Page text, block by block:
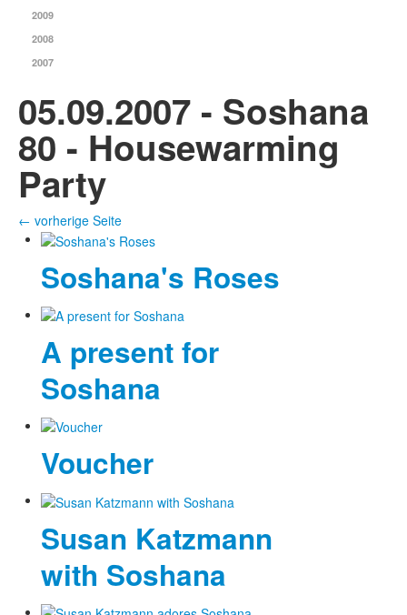
2009
2008
2007
05.09.2007 - Soshana
80 - Housewarming
Party
← vorherige Seite
Soshana's Roses
A present for
Soshana
Voucher
Susan Katzmann
with Soshana